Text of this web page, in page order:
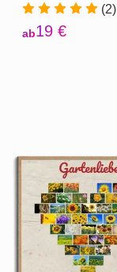
(2)
ab19 €